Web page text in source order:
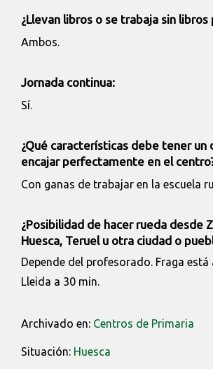
¿Llevan libros o se trabaja sin
Ambos.
Jornada continua:
Sí.
¿Qué características debe tener un
encajar perfectamente en el
Con ganas de trabajar en la escuela
¿Posibilidad de hacer rueda desde
Huesca, Teruel u otra ciudad o
Depende del profesorado. Fraga
Lleida a 30 min.
Archivado en: Centros de Primaria
Situación: Huesca